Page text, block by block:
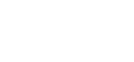
2026